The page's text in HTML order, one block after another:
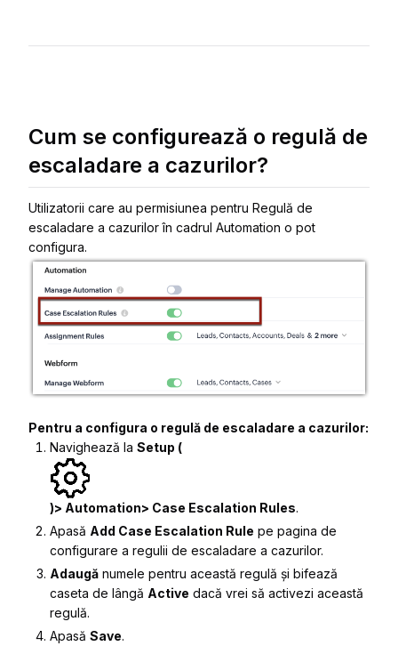
Cum se configurează o regulă de
escaladare a cazurilor?
Utilizatorii care au permisiunea pentru Regulă de
escaladare a cazurilor în cadrul Automation o pot
configura.
Pentru a configura o regulă de escaladare a cazurilor:
Navighează la Setup (
)> Automation> Case Escalation Rules.
Apasă Add Case Escalation Rule pe pagina de
configurare a regulii de escaladare a cazurilor.
Adaugă numele pentru această regulă și bifează
caseta de lângă Active dacă vrei să activezi această
regulă.
Apasă Save.